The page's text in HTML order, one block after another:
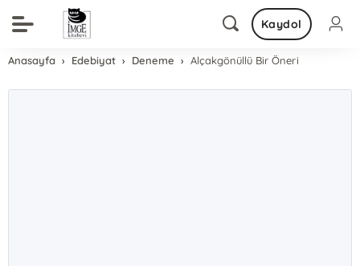
Kaydol
Anasayfa Edebiyat Deneme Alçakgönüllü Bir Öneri